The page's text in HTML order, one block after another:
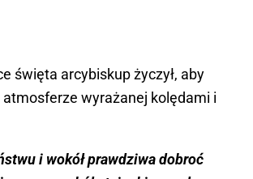
święta arcybiskup życzył, aby
atmosferze wyrażanej kolędami i
i wokół prawdziwa dobroć